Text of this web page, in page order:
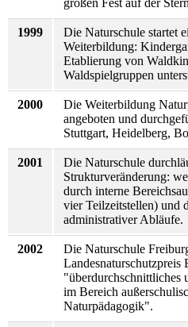
1999
Die Naturschule startet
Weiterbildung:
Etablierung von
Waldspielgruppen
2000
Die Weiterbildung
angeboten und
Stuttgart, Heidelberg,
2001
Die Naturschule
Strukturveränderung:
durch interne
vier Teilzeitstellen) und
administrativer Abläufe.
2002
Die Naturschule
"überdurchschnittliches
im Bereich
Naturpädagogik".